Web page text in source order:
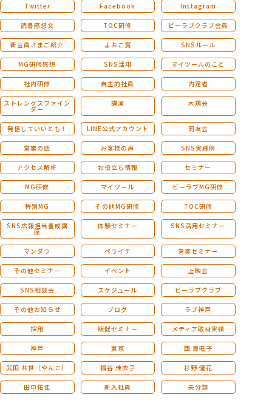
Twitter Facebook Instagram
読書感想文 TOC研修 ビーラブクラブ会員
新会員さまご紹介 よおこ賞 SNSルール
MG研修感想 SNS活用 マイツールのこと
社内研修 自主的社員 内定者
ストレングスファイン
ダー
講演 木鶏会
発信していいとも！ LINE公式アカウント 同友会
営業の話 お客様の声 SNS実践例
アクセス解析 お役立ち情報 セミナー
MG研修 マイツール ビーラブMG研修
特別MG その他MG研修 TOC研修
SNS広報担当養成講
座
体験セミナー SNS活用セミナー
マンダラ ペライチ 営業セミナー
その他セミナー イベント 上映会
SNS相談会 スケジュール ビーラブクラブ
その他お知らせ ブログ ラブ神戸
採用 販促セミナー メディア取材実績
神戸 東京 西 良旺子
武田 共世（やんこ） 福谷 佳衣子 杉野 優花
田中佑佳 新入社員 未分類